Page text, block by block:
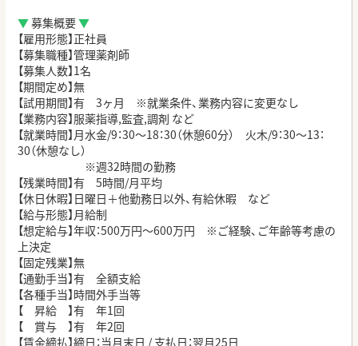
▼募集概要▼
【雇用形態】正社員
【募集職種】管理薬剤師
【募集人数】1名
【期間定め】無
【試用期間】有 3ヶ月 ※就業条件、業務内容に変更なし
【業務内容】服薬指導,監査,調剤 など
【就業時間】月水金/9：30～18：30（休憩60分） 火木/9：30～13：
30（休憩なし）
※週32時間の勤務
【残業時間】有 5時間/月平均
【休日休暇】日曜日＋他勤務日以外、有給休暇 など
【給与形態】月給制
【想定給与】年収：500万円～600万円 ※ご経験、ご年齢等考慮の
上決定
【固定残業】無
【通勤手当】有 全額支給
【各種手当】時間外手当等
【 昇給 】有 年1回
【 賞与 】有 年2回
【賃金締払】締日：当月末日 /支払日：翌月25日